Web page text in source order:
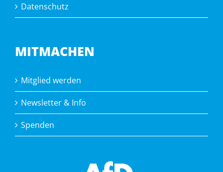
Datenschutz
MITMACHEN
Mitglied werden
Newsletter & Info
Spenden